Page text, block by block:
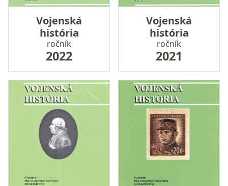
Vojenská
história
ročník
2022
Vojenská
história
ročník
2021